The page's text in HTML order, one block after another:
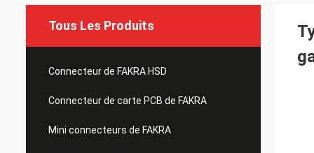
Tous Les Produits
Connecteur de FAKRA HSD
Connecteur de carte PCB de FAKRA
Mini connecteurs de FAKRA